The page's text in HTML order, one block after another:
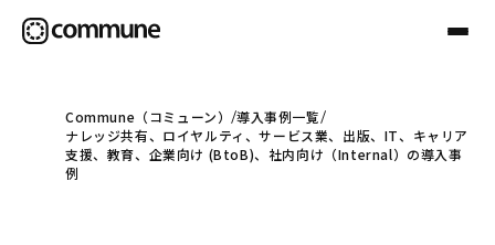
Communeについて
Commune（コミューン）
導入事例一覧
ナレッジ共有、ロイヤルティ、サービス業、出版、IT、キャリア
支援、教育、企業向け (BtoB)、社内向け（Internal）の導入事
例